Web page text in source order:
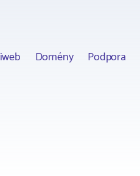
Domény Podpora